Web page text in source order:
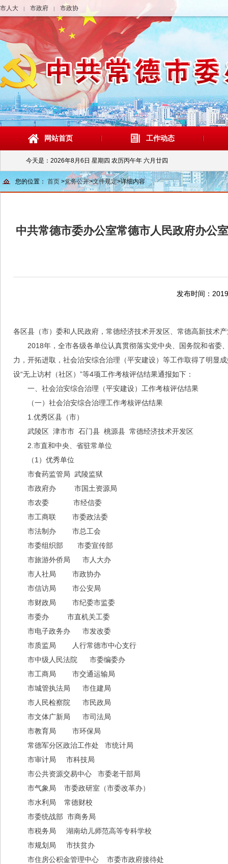
市人大 | 市政府 | 市政协
网站首页 工作动态
今天是： 2026年8月6日 星期四 农历丙午年 六月廿四
您的位置： 首页 >党务公开>文件规定>详细内容
中共常德市委办公室常德市人民政府办公
发布时间：
各区县（市）委和人民政府，常德经济技术开发区、常德高新技术
2018年，全市各级各单位认真贯彻落实党中央、国务院和省委
力，开拓进取，社会治安综合治理（平安建设）等工作取得了明显
设“无上访村（社区）”等4项工作考核评估结果通报如下：
一、社会治安综合治理（平安建设）工作考核评估结果
（一）社会治安综合治理工作考核评估结果
1.优秀区县（市）
武陵区 津市市 石门县 桃源县 常德经济技术开发区
2.市直和中央、省驻常单位
（1）优秀单位
市食药监管局 武陵监狱
市政府办 市国土资源局
市农委 市经信委
市工商联 市委政法委
市法制办 市总工会
市委组织部 市委宣传部
市旅游外侨局 市人大办
市人社局 市政协办
市信访局 市公安局
市财政局 市纪委市监委
市委办 市直机关工委
市电子政务办 市发改委
市质监局 人行常德市中心支行
市中级人民法院 市委编委办
市工商局 市交通运输局
市城管执法局 市住建局
市人民检察院 市民政局
市文体广新局 市司法局
市教育局 市环保局
常德军分区政治工作处 市统计局
市审计局 市科技局
市公共资源交易中心 市委老干部局
市气象局 市委政研室（市委改革办）
市水利局 常德财校
市委统战部 市商务局
市税务局 湖南幼儿师范高等专科学校
市规划局 市扶贫办
市住房公积金管理中心 市委市政府接待处